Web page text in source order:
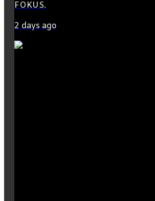
FOKUS.
2 days ago